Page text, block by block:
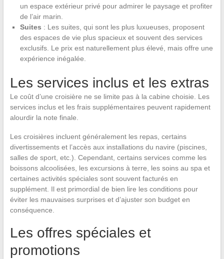
un espace extérieur privé pour admirer le paysage et profiter
de l’air marin.
Suites : Les suites, qui sont les plus luxueuses, proposent
des espaces de vie plus spacieux et souvent des services
exclusifs. Le prix est naturellement plus élevé, mais offre une
expérience inégalée.
Les services inclus et les extras
Le coût d’une croisière ne se limite pas à la cabine choisie. Les
services inclus et les frais supplémentaires peuvent rapidement
alourdir la note finale.
Les croisières incluent généralement les repas, certains
divertissements et l’accès aux installations du navire (piscines,
salles de sport, etc.). Cependant, certains services comme les
boissons alcoolisées, les excursions à terre, les soins au spa et
certaines activités spéciales sont souvent facturés en
supplément. Il est primordial de bien lire les conditions pour
éviter les mauvaises surprises et d’ajuster son budget en
conséquence.
Les offres spéciales et
promotions